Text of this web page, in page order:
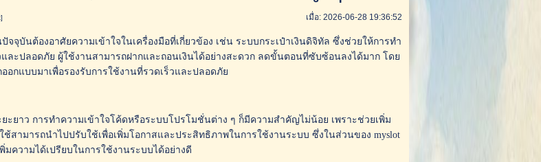
เมื่อ: 2026-06-28 19:36:52
จจุบันต้องอาศัยความเข้าใจในเครื่องมือที่เกี่ยวข้อง เช่น ระบบกระเป๋าเงินดิจิทัล ซึ่งช่วยให้การทำ
และปลอดภัย ผู้ใช้งานสามารถฝากและถอนเงินได้อย่างสะดวก ลดขั้นตอนที่ซับซ้อนลงได้มาก โดย
อกแบบมาเพื่อรองรับการใช้งานที่รวดเร็วและปลอดภัย
ะยาว การทำความเข้าใจโค้ดหรือระบบโปรโมชั่นต่าง ๆ ก็มีความสำคัญไม่น้อย เพราะช่วยเพิ่ม
ช้สามารถนำไปปรับใช้เพื่อเพิ่มโอกาสและประสิทธิภาพในการใช้งานระบบ ซึ่งในส่วนของ myslot
มความได้เปรียบในการใช้งานระบบได้อย่างดี